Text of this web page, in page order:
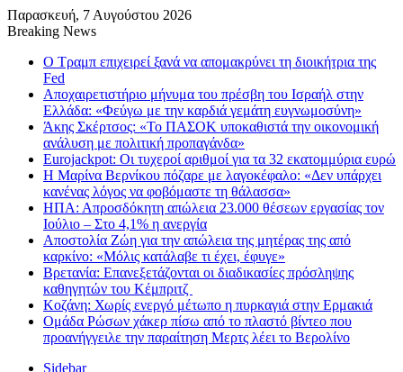
Παρασκευή, 7 Αυγούστου 2026
Breaking News
Ο Τραμπ επιχειρεί ξανά να απομακρύνει τη διοικήτρια της
Fed
Αποχαιρετιστήριο μήνυμα του πρέσβη του Ισραήλ στην
Ελλάδα: «Φεύγω με την καρδιά γεμάτη ευγνωμοσύνη»
Άκης Σκέρτσος: «Το ΠΑΣΟΚ υποκαθιστά την οικονομική
ανάλυση με πολιτική προπαγάνδα»
Eurojackpot: Οι τυχεροί αριθμοί για τα 32 εκατoμμύρια ευρώ
Η Μαρίνα Βερνίκου πόζαρε με λαγοκέφαλο: «Δεν υπάρχει
κανένας λόγος να φοβόμαστε τη θάλασσα»
ΗΠΑ: Απροσδόκητη απώλεια 23.000 θέσεων εργασίας τον
Ιούλιο – Στο 4,1% η ανεργία
Αποστολία Ζώη για την απώλεια της μητέρας της από
καρκίνο: «Μόλις κατάλαβε τι έχει, έφυγε»
Βρετανία: Επανεξετάζονται οι διαδικασίες πρόσληψης
καθηγητών του Κέμπριτζ
Κοζάνη: Χωρίς ενεργό μέτωπο η πυρκαγιά στην Ερμακιά
Ομάδα Ρώσων χάκερ πίσω από το πλαστό βίντεο που
προανήγγειλε την παραίτηση Μερτς λέει το Βερολίνο
Sidebar